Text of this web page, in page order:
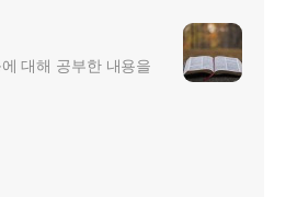
대해 공부한 내용을